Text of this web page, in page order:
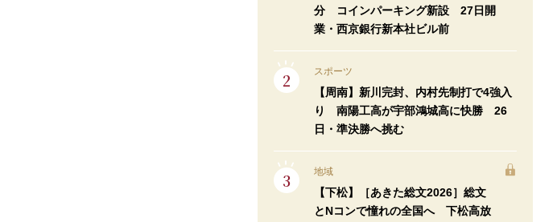
分 コインパーキング新設 27日開
業・西京銀行新本社ビル前
スポーツ
【周南】新川完封、内村先制打で4強入
り 南陽工高が宇部鴻城高に快勝 26
日・準決勝へ挑む
地域
【下松】［あきた総文2026］総文
とNコンで憧れの全国へ 下松高放